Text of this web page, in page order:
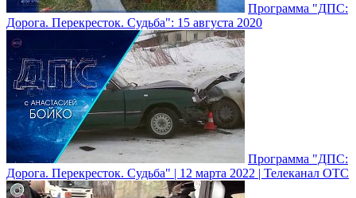
Программа "ДПС:
Дорога. Перекресток. Судьба": 15 августа 2020
Программа "ДПС:
Дорога. Перекресток. Судьба" | 12 марта 2022 | Телеканал ОТС